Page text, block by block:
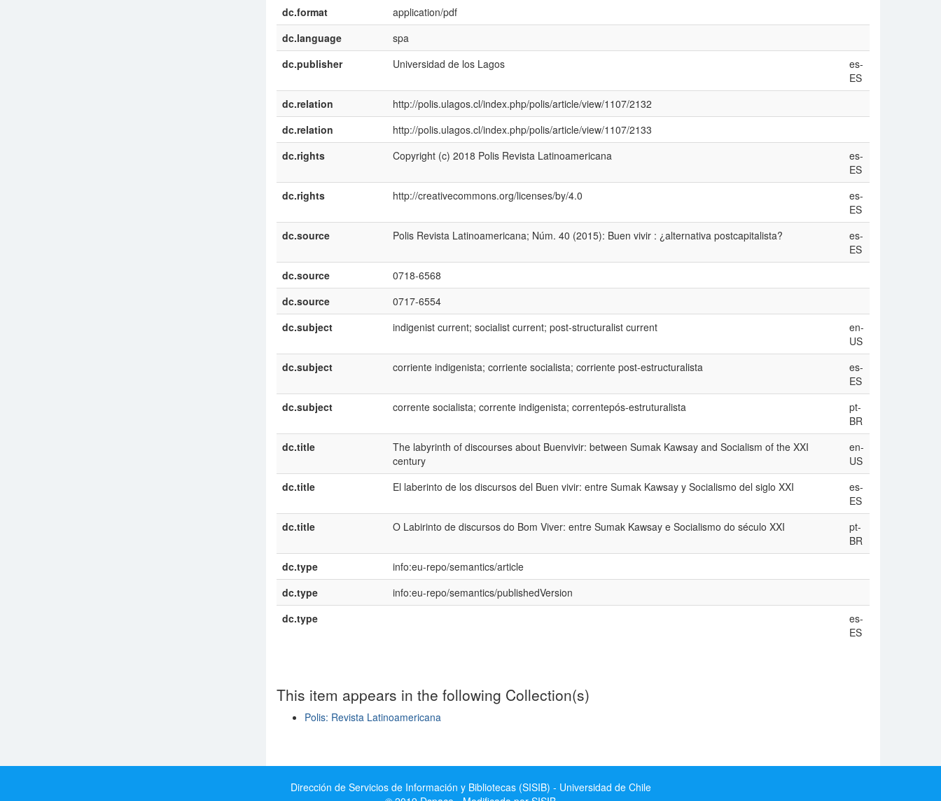
dc.format
application/pdf
dc.language
spa
dc.publisher
Universidad de los Lagos
es-
ES
dc.relation
http://polis.ulagos.cl/index.php/polis/article/view/1107/2132
dc.relation
http://polis.ulagos.cl/index.php/polis/article/view/1107/2133
dc.rights
Copyright (c) 2018 Polis Revista Latinoamericana
es-
ES
dc.rights
http://creativecommons.org/licenses/by/4.0
es-
ES
dc.source
Polis Revista Latinoamericana; Núm. 40 (2015): Buen vivir : ¿alternativa postcapitalista?
es-
ES
dc.source
0718-6568
dc.source
0717-6554
dc.subject
indigenist current; socialist current; post-structuralist current
en-
US
dc.subject
corriente indigenista; corriente socialista; corriente post-estructuralista
es-
ES
dc.subject
corrente socialista; corrente indigenista; correntepós-estruturalista
pt-
BR
dc.title
The labyrinth of discourses about Buenvivir: between Sumak Kawsay and Socialism of the XXI
century
en-
US
dc.title
El laberinto de los discursos del Buen vivir: entre Sumak Kawsay y Socialismo del siglo XXI
es-
ES
dc.title
O Labirinto de discursos do Bom Viver: entre Sumak Kawsay e Socialismo do século XXI
pt-
BR
dc.type
info:eu-repo/semantics/article
dc.type
info:eu-repo/semantics/publishedVersion
dc.type
es-
ES
This item appears in the following Collection(s)
Polis: Revista Latinoamericana
Dirección de Servicios de Información y Bibliotecas (SISIB) - Universidad de Chile